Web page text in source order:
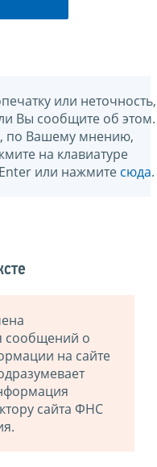
или неточность,
Вы сообщите об этом.
по Вашему мнению,
на клавиатуре
или нажмите сюда.
сообщений о
на сайте
сайта ФНС